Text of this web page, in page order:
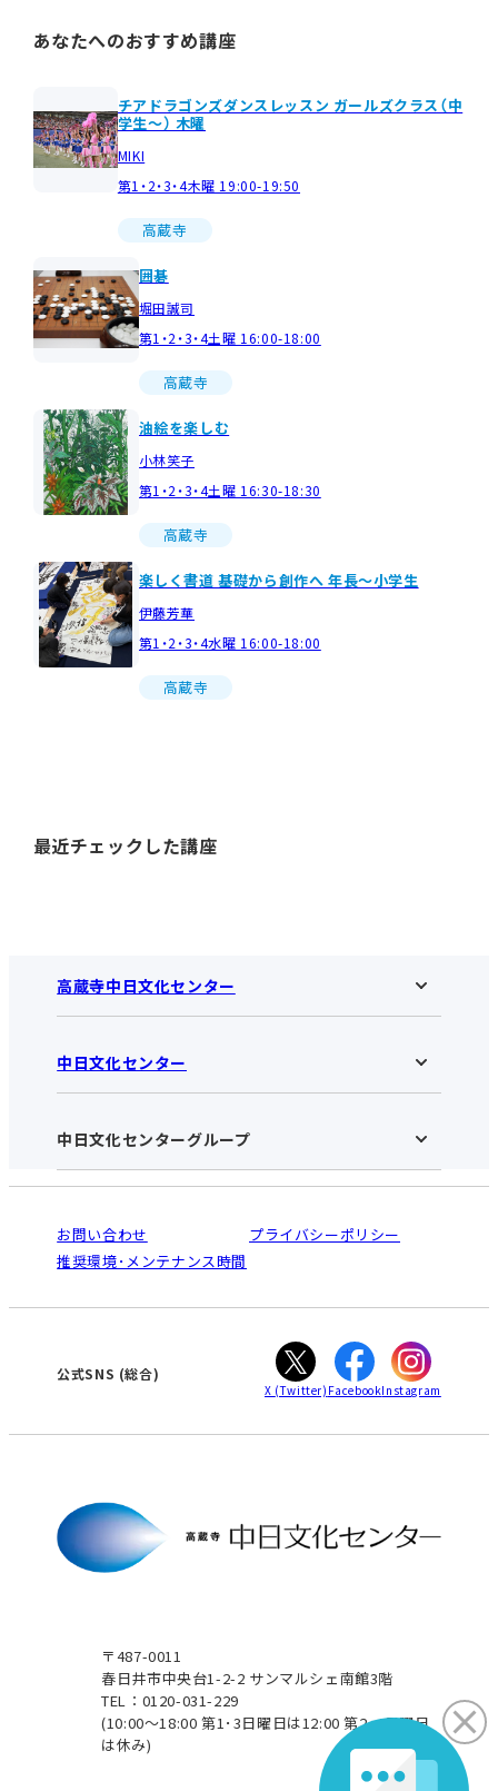
あなたへのおすすめ講座
チアドラゴンズダンスレッスン ガールズクラス（中
学生～） 木曜
MIKI
第1・2・3・4木曜 19:00-19:50
高蔵寺
囲碁
堀田誠司
第1・2・3・4土曜 16:00-18:00
高蔵寺
油絵を楽しむ
小林笑子
第1・2・3・4土曜 16:30-18:30
高蔵寺
楽しく書道 基礎から創作へ 年長～小学生
伊藤芳華
第1・2・3・4水曜 16:00-18:00
高蔵寺
最近チェックした講座
高蔵寺中日文化センター
高蔵寺中日文化センターHOME
お知らせ
アクセス･営業時間
お申し込みの流れ
入会と受講のご案内
中日文化センター
中日文化センターHOME
中日文化センターとは
受講規約・会員特典
ご利用ガイド
オンライン講座受講の手順
WEBサイトのよくある質問
中日文化センターグループ
南大高
犬山
高蔵寺
大垣
津
お問い合わせ
プライバシーポリシー
推奨環境･メンテナンス時間
〒487-0011
春日井市中央台1-2-2 サンマルシェ南館3階
TEL：0120-031-229
(10:00～18:00 第1･3日曜日は12:00 第2･4日曜日
は休み)
公式SNS (総合)
X (Twitter) FacebookInstagram